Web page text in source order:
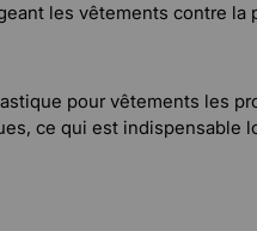
les vêtements contre
pour vêtements les
ce qui est indispensable